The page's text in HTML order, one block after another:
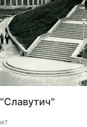
Ukraine
Share this widget